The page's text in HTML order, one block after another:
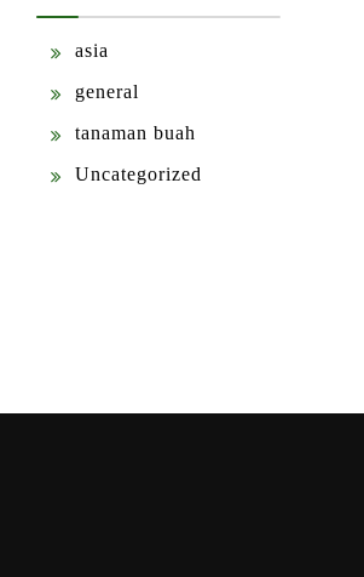
asia
general
tanaman buah
Uncategorized